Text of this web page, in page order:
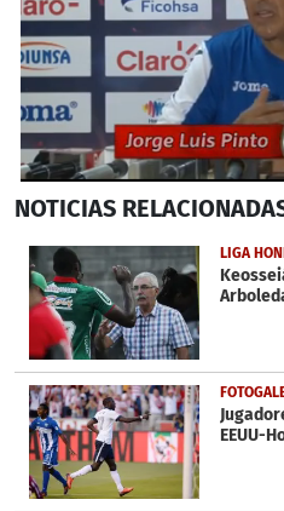
seconds
3
minutes,
7
seconds
NOTICIAS
LIGA
EEUU-